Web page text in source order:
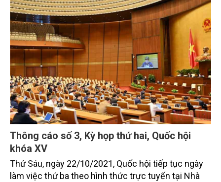
Thông cáo số 3, Kỳ họp thứ hai, Quốc hội
khóa XV
Thứ Sáu, ngày 22/10/2021, Quốc hội tiếp tục ngày
làm việc thứ ba theo hình thức trực tuyến tại Nhà